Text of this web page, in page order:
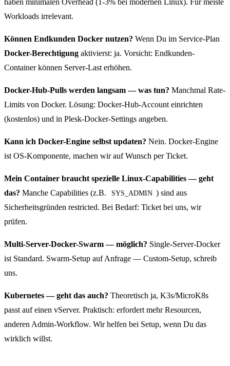
haben minimalen Overhead (1-3% bei modernen Linux). Für meiste
Workloads irrelevant.
Können Endkunden Docker nutzen? Wenn Du im Service-Plan
Docker-Berechtigung aktivierst: ja. Vorsicht: Endkunden-
Container können Server-Last erhöhen.
Docker-Hub-Pulls werden langsam — was tun? Manchmal Rate-
Limits von Docker. Lösung: Docker-Hub-Account einrichten
(kostenlos) und in Plesk-Docker-Settings angeben.
Kann ich Docker-Engine selbst updaten? Nein. Docker-Engine
ist OS-Komponente, machen wir auf Wunsch per Ticket.
Mein Container braucht spezielle Linux-Capabilities — geht
das? Manche Capabilities (z.B. SYS_ADMIN ) sind aus
Sicherheitsgründen restricted. Bei Bedarf: Ticket bei uns, wir
prüfen.
Multi-Server-Docker-Swarm — möglich? Single-Server-Docker
ist Standard. Swarm-Setup auf Anfrage — Custom-Setup, schreib
uns.
Kubernetes — geht das auch? Theoretisch ja, K3s/MicroK8s
passt auf einen vServer. Praktisch: erfordert mehr Resourcen,
anderen Admin-Workflow. Wir helfen bei Setup, wenn Du das
wirklich willst.